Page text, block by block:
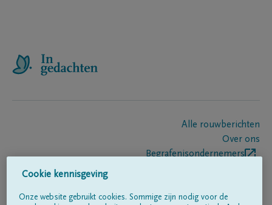
Alle rouwberichten
Over ons
Begrafenisondernemers
Cookie kennisgeving
Onze website gebruikt cookies. Sommige zijn nodig voor de